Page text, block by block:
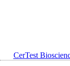
CerTest